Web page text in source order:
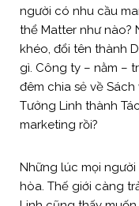
người có nhu cầu
thể Matter như nào?
khéo, đổi tên thành
gì. Công ty – nằm –
đêm chia sẻ về
Tưởng Linh thành
marketing rồi?
Những lúc mọi người
hòa. Thế giới càng